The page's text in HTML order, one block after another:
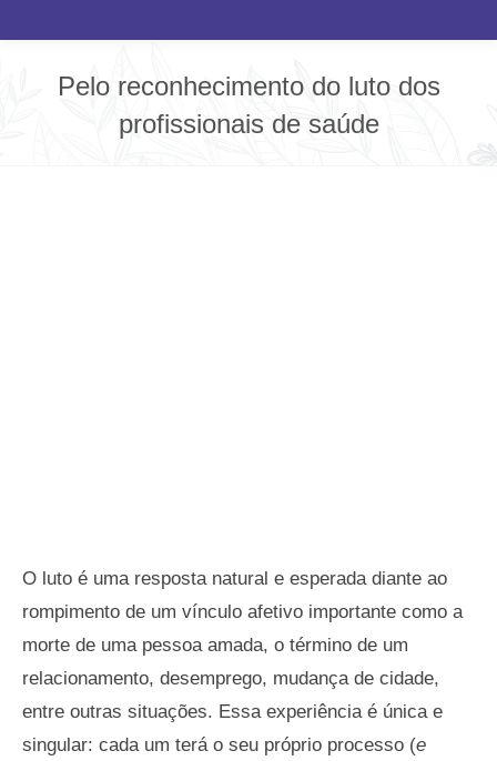
Pelo reconhecimento do luto dos
profissionais de saúde
O luto é uma resposta natural e esperada diante ao
rompimento de um vínculo afetivo importante como a
morte de uma pessoa amada, o término de um
relacionamento, desemprego, mudança de cidade,
entre outras situações. Essa experiência é única e
singular: cada um terá o seu próprio processo (e